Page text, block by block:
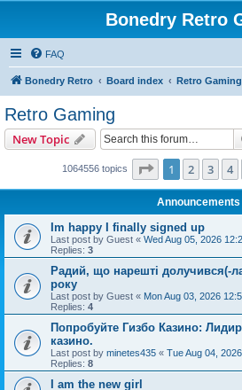
Bonedry Retro
FAQ
Bonedry Retro Board index Retro Gaming
Retro Gaming
New Topic
1064556 topics Page 1of 42583
1 2 3 4
Announcements
Im happy I finally signed up
Last post by Guest « Wed Aug 05, 2026
Replies: 3
Радий, що нарешті долучився(-
року
Last post by Guest « Mon Aug 03, 2026
Replies: 4
Попробуйте Гизбо Казино:
казино.
Last post by minetes435 « Tue Aug 04,
Replies: 8
I am the new girl